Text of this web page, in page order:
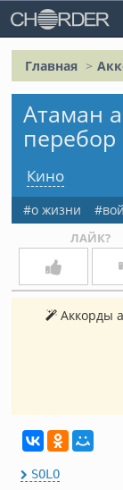
Главная
Атаман
перебор
Кино
о жизни
ЛАЙК?
Аккорды
SOLO